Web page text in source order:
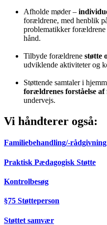
Afholde møder –
forældrene, med henblik
problematikker forældrene
hånd.
Tilbyde forældrene støtte
udviklende aktiviteter og
Støttende samtaler i
forældrenes forståelse af
undervejs.
Vi håndterer også:
Familiebehandling/-rådgivning
Praktisk Pædagogisk Støtte
Kontrolbesøg
§75 Støtteperson
Støttet samvær